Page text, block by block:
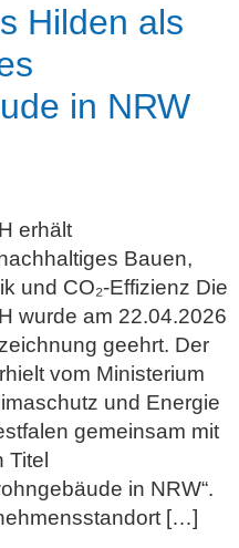
Hilden als
in NRW
erhält
Bauen,
und CO₂‑Effizienz Die
wurde am 22.04.2026
geehrt. Der
vom Ministerium
und Energie
gemeinsam mit
Titel
in NRW“.
[…]